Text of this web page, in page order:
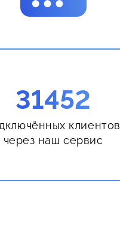
31452
клиентов
через наш сервис